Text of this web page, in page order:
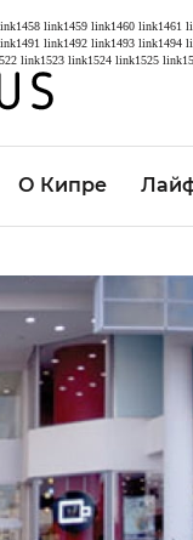
link1459 link1460 link1461
link1492 link1493 link1494
link1523 link1524 link1525
О Кипре